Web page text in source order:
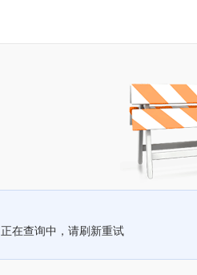
正在查询中，请刷新重试